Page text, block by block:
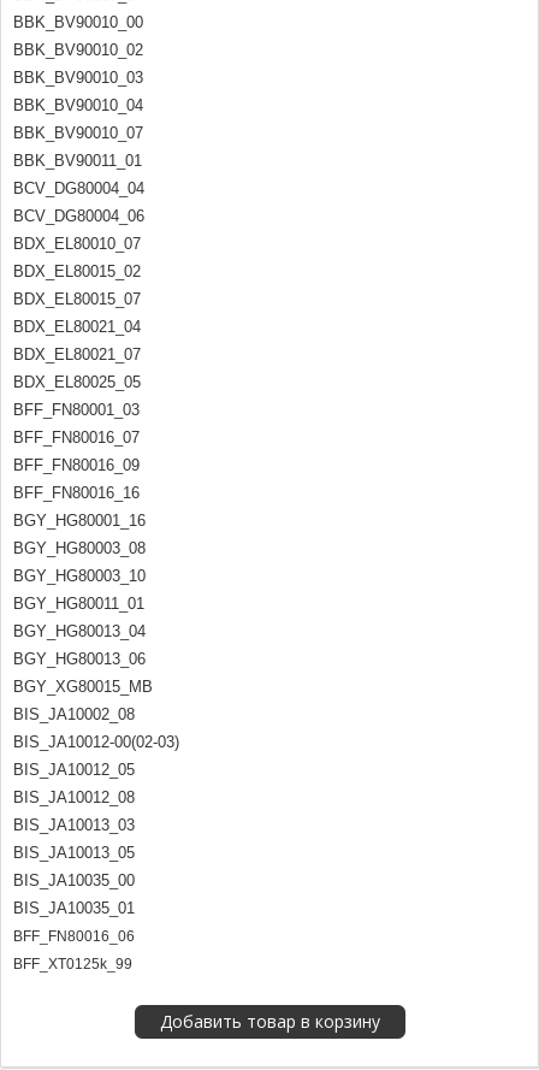
BBK_BV90010_00
BBK_BV90010_02
BBK_BV90010_03
BBK_BV90010_04
BBK_BV90010_07
BBK_BV90011_01
BCV_DG80004_04
BCV_DG80004_06
BDX_EL80010_07
BDX_EL80015_02
BDX_EL80015_07
BDX_EL80021_04
BDX_EL80021_07
BDX_EL80025_05
BFF_FN80001_03
BFF_FN80016_07
BFF_FN80016_09
BFF_FN80016_16
BGY_HG80001_16
BGY_HG80003_08
BGY_HG80003_10
BGY_HG80011_01
BGY_HG80013_04
BGY_HG80013_06
BGY_XG80015_MB
BIS_JA10002_08
BIS_JA10012-00(02-03)
BIS_JA10012_05
BIS_JA10012_08
BIS_JA10013_03
BIS_JA10013_05
BIS_JA10035_00
BIS_JA10035_01
BFF_FN80016_06
BFF_XT0125k_99